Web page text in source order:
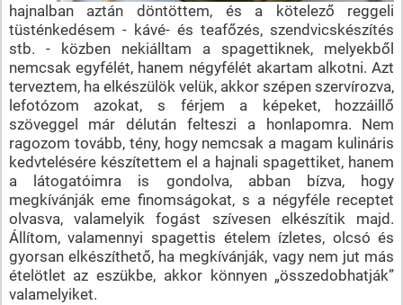
hajnalban aztán döntöttem, és a kötelező reggeli
tüsténkedésem - kávé- és teafőzés, szendvicskészítés
stb. - közben nekiálltam a spagettiknek, melyekből
nemcsak egyfélét, hanem négyfélét akartam alkotni. Azt
terveztem, ha elkészülök velük, akkor szépen szervírozva,
lefotózom azokat, s férjem a képeket, hozzáillő
szöveggel már délután felteszi a honlapomra. Nem
ragozom tovább, tény, hogy nemcsak a magam kulináris
kedvtelésére készítettem el a hajnali spagettiket, hanem
a látogatóimra is gondolva, abban bízva, hogy
megkívánják eme finomságokat, s a négyféle receptet
olvasva, valamelyik fogást szívesen elkészítik majd.
Állítom, valamennyi spagettis ételem ízletes, olcsó és
gyorsan elkészíthető, ha megkívánják, vagy nem jut más
ételötlet az eszükbe, akkor könnyen „összedobhatják”
valamelyiket.